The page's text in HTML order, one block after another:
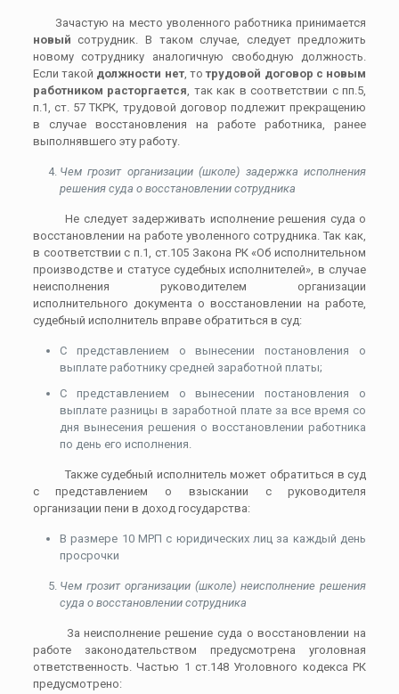
Зачастую на место уволенного работника принимается
новый сотрудник. В таком случае, следует предложить
новому сотруднику аналогичную свободную должность.
Если такой должности нет, тотрудовой договор с новым
работником расторгается, так как в соответствии с пп.5,
п.1, ст. 57 ТКРК, трудовой договор подлежит прекращению
в случае восстановления на работе работника, ранее
выполнявшего эту работу.
Чем грозит организации (школе) задержка исполнения
решения суда о восстановлении сотрудника
Не следует задерживать исполнение решения суда о
восстановлении на работе уволенного сотрудника. Так как,
в соответствии с п.1, ст.105 Закона РК «Об исполнительном
производстве и статусе судебных исполнителей», в случае
неисполнения руководителем организации
исполнительного документа о восстановлении на работе,
судебный исполнитель вправе обратиться в суд:
С представлением о вынесении постановления о
выплате работнику средней заработной платы;
С представлением о вынесении постановления о
выплате разницы в заработной плате за все время со
дня вынесения решения о восстановлении работника
по день его исполнения.
Также судебный исполнитель может обратиться в суд
с представлением о взыскании с руководителя
организации пени в доход государства:
В размере 10 МРП с юридических лиц за каждый день
просрочки
Чем грозит организации (школе) неисполнение решения
суда о восстановлении сотрудника
За неисполнение решение суда о восстановлении на
работе законодательством предусмотрена уголовная
ответственность. Частью 1 ст.148 Уголовного кодекса РК
предусмотрено: